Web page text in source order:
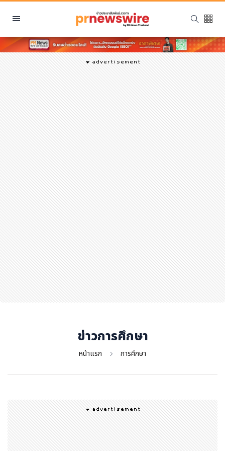
หมวดหมู่
พีอาร์ นิวส์ไวร์
สินค้า, บริการ
โปรโมชั่น
งานอีเว้นท์
รีวิว
บันเทิง
นักแสดง, นักร้อง, โมเดล
อินฟลูเอนเซอร์
ไลฟ์สไตล์
ความงาม
แฟชั่น
สุขภาพ
กีฬา
อาหาร, เครื่องดื่ม
ท่องเที่ยว
โรงแรม, ที่พัก
การศึกษา
ศิลปะ, วัฒนธรรม
ศาสนา
ข่าวการศึกษา
หน้าแรก การศึกษา